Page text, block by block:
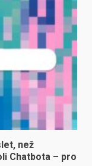
než
Chatbota – pro